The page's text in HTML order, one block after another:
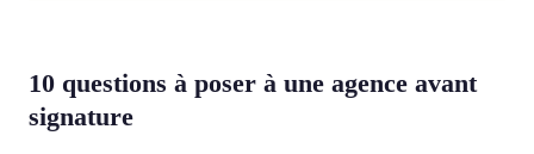
10 questions à poser à une agence avant
signature